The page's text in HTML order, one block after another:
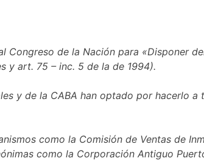
de la Nación para «Disponer
y art. 75 – inc. 5 de la de 1994).
y de la CABA han optado por hacerlo
como la Comisión de Ventas de
como la Corporación Antiguo